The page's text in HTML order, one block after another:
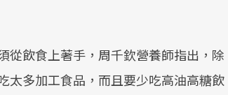
從飲食上著手，周千欽營養師指出，除
太多加工食品，而且要少吃高油高糖飲